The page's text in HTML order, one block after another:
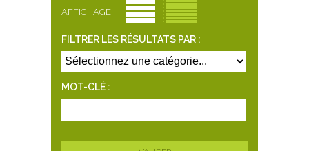
AFFICHAGE :
FILTRER LES RÉSULTATS PAR :
MOT-CLÉ :